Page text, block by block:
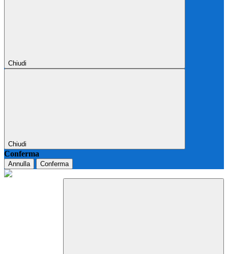
Chiudi
Chiudi
Conferma
Annulla Conferma